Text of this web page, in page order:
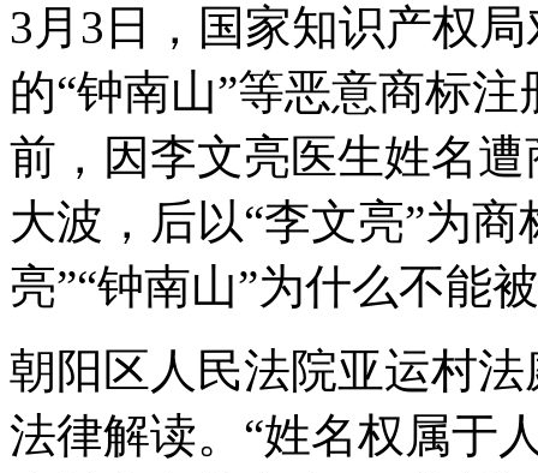
3月3日，国家知识产权
的“钟南山”等恶意商标
前，因李文亮医生姓名
大波，后以“李文亮”为
亮”“钟南山”为什么不能
朝阳区人民法院亚运村
法律解读。“姓名权属于